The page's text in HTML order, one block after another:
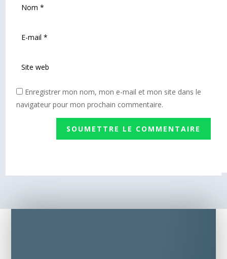
Enregistrer mon nom, mon e-mail et mon site dans le
navigateur pour mon prochain commentaire.
SOUMETTRE LE COMMENTAIRE